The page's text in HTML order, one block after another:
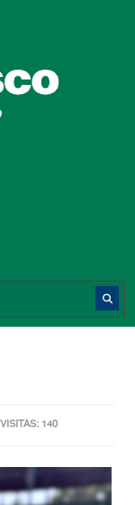
VISITAS: 140